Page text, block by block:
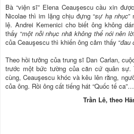
Bà “viện sĩ” Elena Ceauşescu cầu xin
Nicolae thì im lặng chịu đựng “sự hạ nhục”
lệ. Andrei Kemenici cho biết ông không
thấy “một nỗi nhục nhã không thể nói nên
của Ceauşescu thì khiến ông cảm thấy “đau
Theo hồi tưởng của trung sĩ Dan Carlan,
trước một bức tường của căn cứ quân sự.
cùng, Ceauşescu khóc và kêu lên rằng,
của ông. Rồi ông cất tiếng hát “Quốc tế ca”…
Trần Lê, theo